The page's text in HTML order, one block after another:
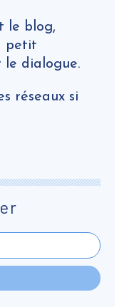
le blog,
petit
dialogue.
réseaux si